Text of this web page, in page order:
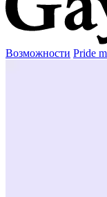
Возможности Pride